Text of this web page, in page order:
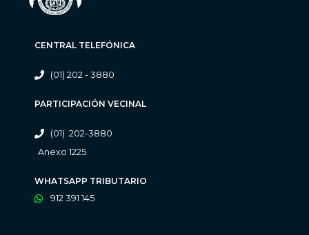
CENTRAL TELEFÓNICA
(01) 202 - 3880
PARTICIPACIÓN VECINAL
(01) 202-3880
Anexo 1225
WHATSAPP TRIBUTARIO
912 391 145